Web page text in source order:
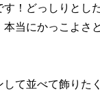
！どっしりとし
当にかっこよさ
て並べて飾りた